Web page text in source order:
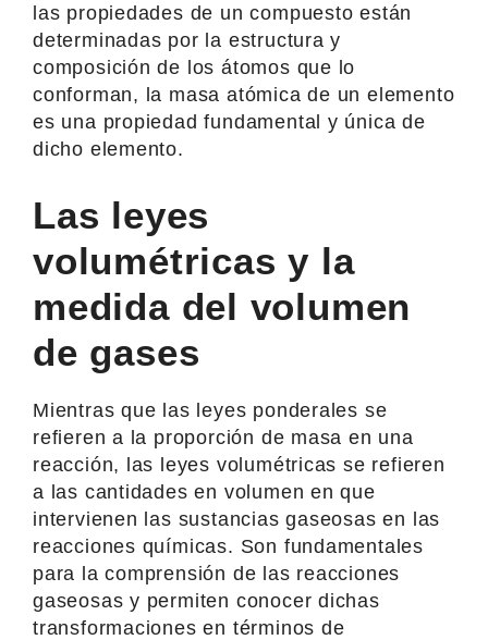
las propiedades de un compuesto están
determinadas por la estructura y
composición de los átomos que lo
conforman, la masa atómica de un elemento
es una propiedad fundamental y única de
dicho elemento.
Las leyes
volumétricas y la
medida del volumen
de gases
Mientras que las leyes ponderales se
refieren a la proporción de masa en una
reacción, las leyes volumétricas se refieren
a las cantidades en volumen en que
intervienen las sustancias gaseosas en las
reacciones químicas. Son fundamentales
para la comprensión de las reacciones
gaseosas y permiten conocer dichas
transformaciones en términos de